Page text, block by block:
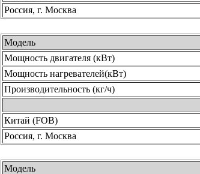
Россия, г. Москва
Модель
Мощность двигателя (кВт)
Мощность нагревателей(кВт)
Производительность (кг/ч)
Китай (FOB)
Россия, г. Москва
Модель